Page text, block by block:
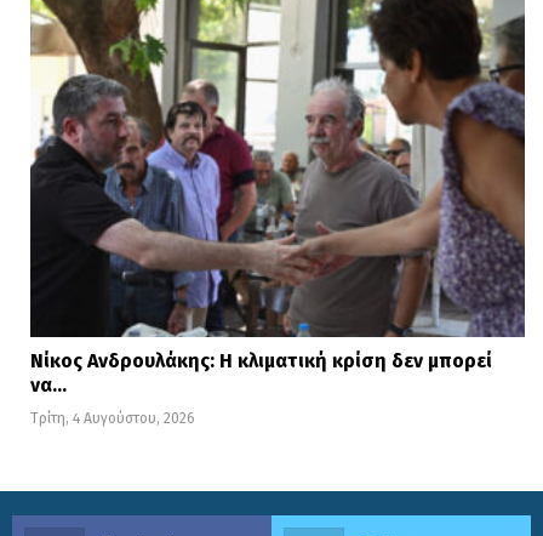
Νίκος Ανδρουλάκης: Η κλιματική κρίση δεν μπορεί
να…
Τρίτη, 4 Αυγούστου, 2026